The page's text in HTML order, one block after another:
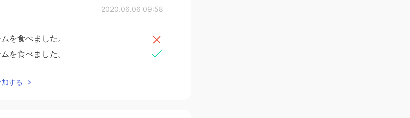
2020.06.06 09:58
を食べました。
を食べました。
する